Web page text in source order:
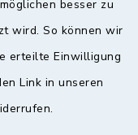
besser zu
wird. So können wir
erteilte Einwilligung
Link in unseren